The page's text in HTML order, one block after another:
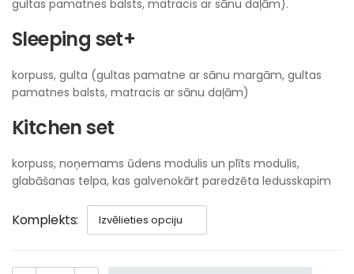
gultas pamatnes balsts, matracis ar sānu daļām).
Sleeping set+
korpuss, gulta (gultas pamatne ar sānu margām, gultas
pamatnes balsts, matracis ar sānu daļām)
Kitchen set
korpuss, noņemams ūdens modulis un plīts modulis,
glabāšanas telpa, kas galvenokārt paredzēta ledusskapim
Komplekts